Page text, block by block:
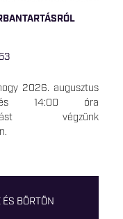
2026. augusztus
14:00 óra
végzünk
BÖRTÖN